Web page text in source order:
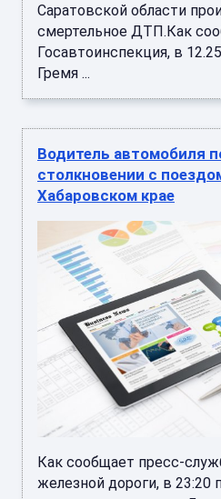
Саратовской области
смертельное ДТП.Как
Госавтоинспекция, в
Гремя ...
Водитель автомобиля
столкновении с
Хабаровском крае
Как сообщает пресс-
железной дороги, в